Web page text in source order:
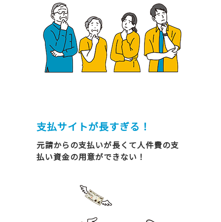
支払サイトが長すぎる！
元請からの支払いが長くて人件費の支
払い資金の用意ができない！